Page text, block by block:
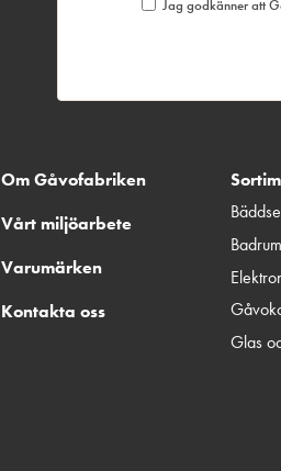
Jag godkänner att
Om Gåvofabriken
Vårt miljöarbete
Varumärken
Kontakta oss
Badrum
Glas